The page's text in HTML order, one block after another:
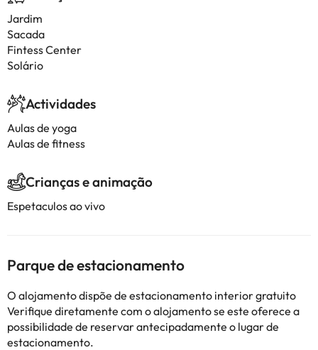
Jardim
Sacada
Fintess Center
Solário
Actividades
Aulas de yoga
Aulas de fitness
Crianças e animação
Espetaculos ao vivo
Parque de estacionamento
O alojamento dispõe de estacionamento interior gratuito
Verifique diretamente com o alojamento se este oferece a
possibilidade de reservar antecipadamente o lugar de
estacionamento.